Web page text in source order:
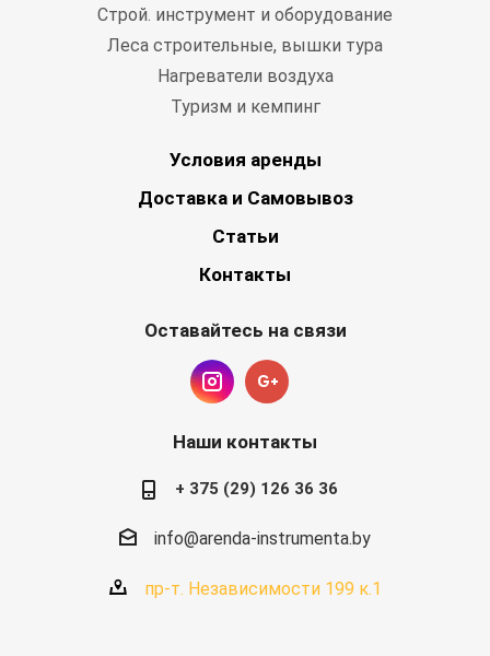
Строй. инструмент и оборудование
Леса строительные, вышки тура
Нагреватели воздуха
Туризм и кемпинг
Условия аренды
Доставка и Самовывоз
Статьи
Контакты
Оставайтесь на связи
Наши контакты
+ 375 (29) 126 36 36
info@arenda-instrumenta.by
пр-т. Независимости 199 к.1